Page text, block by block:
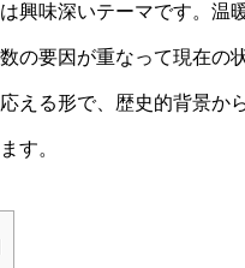
興味深いテーマです。温
の要因が重なって現在の
える形で、歴史的背景か
す。